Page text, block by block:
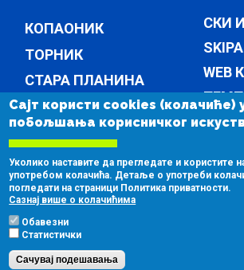
КОПАОНИК
ТОРНИК
СТАРА ПЛАНИНА
КОМПАНИЈА
СКИ
WEB
Сајт користи cookies (колачиће)
побољшања корисничког
Уколико наставите да прегледате и користите
употребом колачића. Детаље о употреби
погледати на страници Политика приватности.
Сазнај више о колачићима
Обавезни
Статистички
Сачувај подешавања